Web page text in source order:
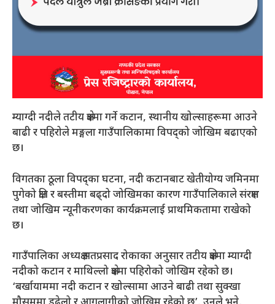
म्याग्दी नदीले तटीय क्षेत्रमा गर्ने कटान, स्थानीय खोल्साहरूमा आउने
बाढी र पहिरोले मङ्गला गाउँपालिकामा विपद्को जोखिम बढाएको
छ।
विगतका ठूला विपद्का घटना, नदी कटानबाट खेतीयोग्य जमिनमा
पुगेको क्षति र बस्तीमा बढ्दो जोखिमका कारण गाउँपालिकाले संरक्षण
तथा जोखिम न्यूनीकरणका कार्यक्रमलाई प्राथमिकतामा राखेको
छ।
गाउँपालिका अध्यक्ष सतप्रसाद रोकाका अनुसार तटीय क्षेत्रमा म्याग्दी
नदीको कटान र माथिल्लो क्षेत्रमा पहिरोको जोखिम रहेको छ।
‘बर्खायाममा नदी कटान र खोल्सामा आउने बाढी तथा सुक्खा